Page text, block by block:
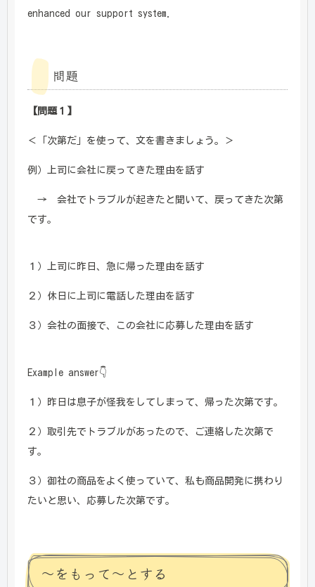
enhanced our support system.
問題
【問題１】
＜「次第だ」を使って、文を書きましょう。＞
例）上司に会社に戻ってきた理由を話す
→ 会社でトラブルが起きたと聞いて、戻ってきた次第
です。
１）上司に昨日、急に帰った理由を話す
２）休日に上司に電話した理由を話す
３）会社の面接で、この会社に応募した理由を話す
Example answer👇
１）昨日は息子が怪我をしてしまって、帰った次第です。
２）取引先でトラブルがあったので、ご連絡した次第で
す。
３）御社の商品をよく使っていて、私も商品開発に携わり
たいと思い、応募した次第です。
～をもって～とする